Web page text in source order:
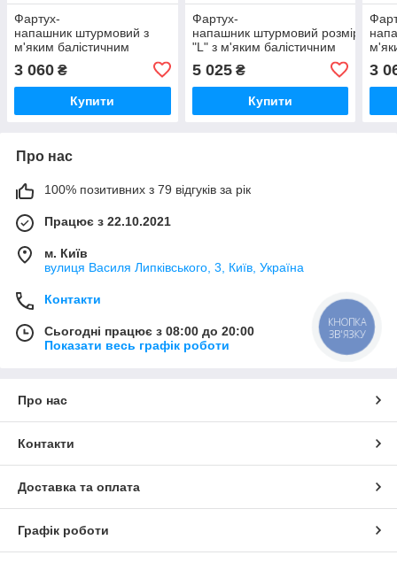
Фартух-
напашник штурмовий з
м'яким балістичним
захисту (ДСТУ 8782:2018)
у кольорі мультикам
3 060 ₴
Купити
Фартух-
напашник штурмовий розміром
"L" з м'яким балістичним
захисту у кольорі
мультикам
5 025₴
Купити
у
3
Про нас
100% позитивних з 79 відгуків за рік
Працює з 22.10.2021
м. Київ
вулиця Василя Липківського, 3, Київ, Україна
Контакти
Сьогодні працює з 08:00 до 20:00
Показати весь графік роботи
Про нас
Контакти
Доставка та оплата
Графік роботи
КНОПКА
ЗВ'ЯЗКУ